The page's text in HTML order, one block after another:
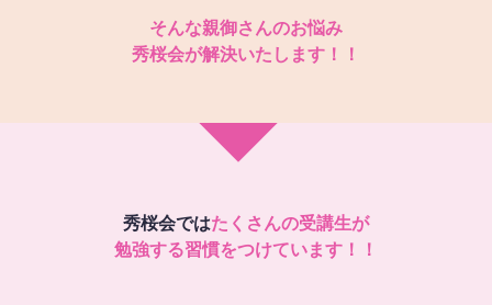
そんな親御さんのお悩み
秀桜会が解決いたします！！
秀桜会ではたくさんの受講生が
勉強する習慣をつけています！！